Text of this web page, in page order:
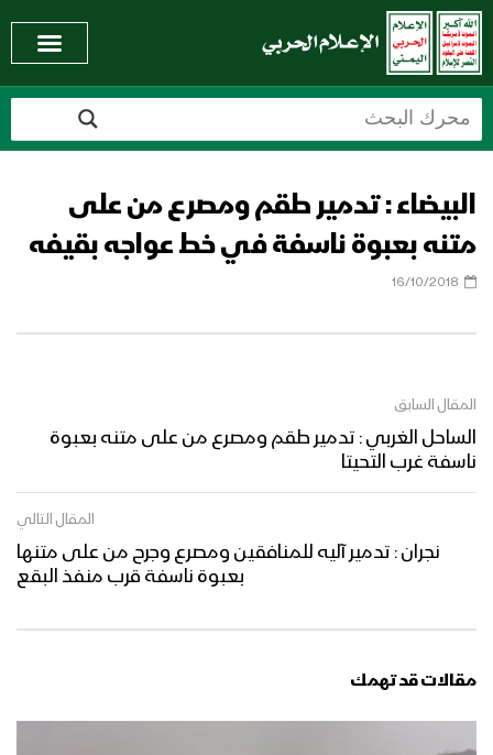
البيضاء : تدمير طقم ومصرع من على
متنه بعبوة ناسفة في خط عواجه بقيفه
16/10/2018
المقال السابق
الساحل الغربي : تدمير طقم ومصرع من على متنه بعبوة
ناسفة غرب التحيتا
المقال التالي
نجران : تدمير آليه للمنافقين ومصرع وجرح من على متنها
بعبوة ناسفة قرب منفذ البقع
مقالات قد تهمك